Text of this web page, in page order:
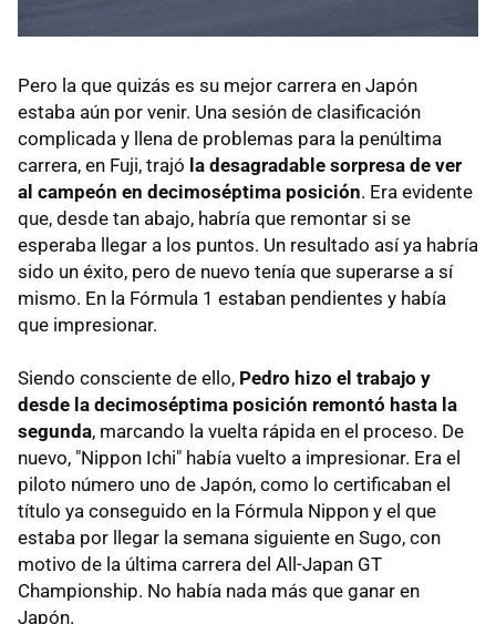
Pero la que quizás es su mejor carrera en Japón
estaba aún por venir. Una sesión de clasificación
complicada y llena de problemas para la penúltima
carrera, en Fuji, trajó la desagradable sorpresa de ver
al campeón en decimoséptima posición. Era evidente
que, desde tan abajo, habría que remontar si se
esperaba llegar a los puntos. Un resultado así ya habría
sido un éxito, pero de nuevo tenía que superarse a sí
mismo. En la Fórmula 1 estaban pendientes y había
que impresionar.
Siendo consciente de ello, Pedro hizo el trabajo y
desde la decimoséptima posición remontó hasta la
segunda, marcando la vuelta rápida en el proceso. De
nuevo, "Nippon Ichi" había vuelto a impresionar. Era el
piloto número uno de Japón, como lo certificaban el
título ya conseguido en la Fórmula Nippon y el que
estaba por llegar la semana siguiente en Sugo, con
motivo de la última carrera del All-Japan GT
Championship. No había nada más que ganar en
Japón.